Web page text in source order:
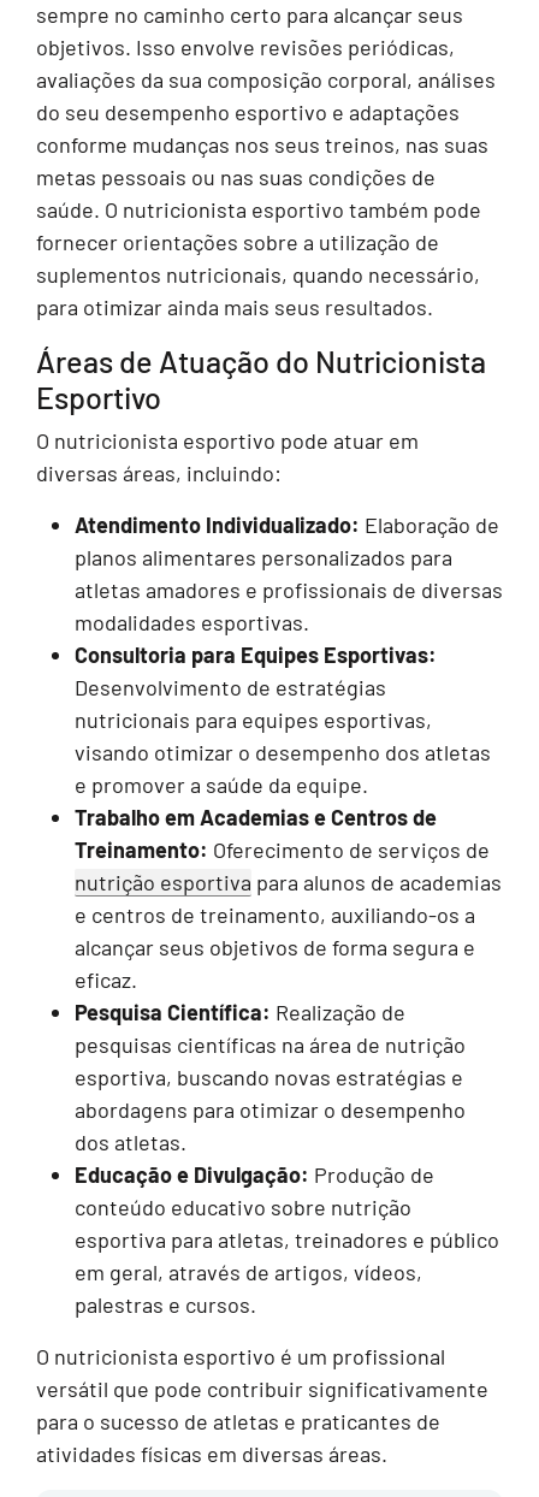
sempre no caminho certo para alcançar seus
objetivos. Isso envolve revisões periódicas,
avaliações da sua composição corporal, análises
do seu desempenho esportivo e adaptações
conforme mudanças nos seus treinos, nas suas
metas pessoais ou nas suas condições de
saúde. O nutricionista esportivo também pode
fornecer orientações sobre a utilização de
suplementos nutricionais, quando necessário,
para otimizar ainda mais seus resultados.
Áreas de Atuação do Nutricionista
Esportivo
O nutricionista esportivo pode atuar em
diversas áreas, incluindo:
Atendimento Individualizado: Elaboração de
planos alimentares personalizados para
atletas amadores e profissionais de diversas
modalidades esportivas.
Consultoria para Equipes Esportivas:
Desenvolvimento de estratégias
nutricionais para equipes esportivas,
visando otimizar o desempenho dos atletas
e promover a saúde da equipe.
Trabalho em Academias e Centros de
Treinamento: Oferecimento de serviços de
nutrição esportiva para alunos de academias
e centros de treinamento, auxiliando-os a
alcançar seus objetivos de forma segura e
eficaz.
Pesquisa Científica: Realização de
pesquisas científicas na área de nutrição
esportiva, buscando novas estratégias e
abordagens para otimizar o desempenho
dos atletas.
Educação e Divulgação: Produção de
conteúdo educativo sobre nutrição
esportiva para atletas, treinadores e público
em geral, através de artigos, vídeos,
palestras e cursos.
O nutricionista esportivo é um profissional
versátil que pode contribuir significativamente
para o sucesso de atletas e praticantes de
atividades físicas em diversas áreas.